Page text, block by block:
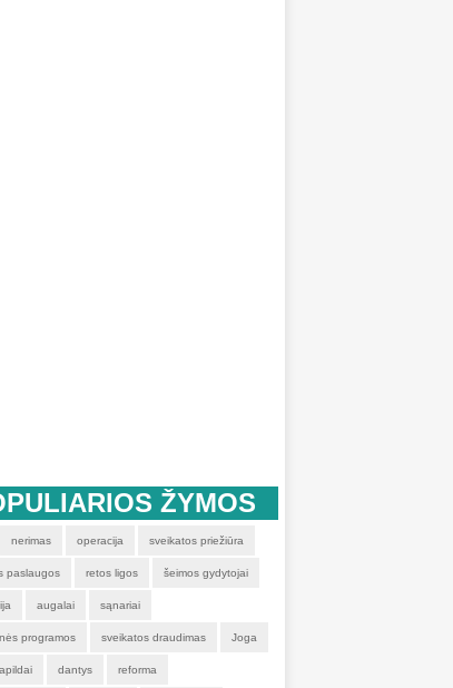
ŽYMOS
nerimas operacija sveikatos priežiūra
paslaugos retos ligos šeimos gydytojai
augalai sąnariai
programos sveikatos draudimas Joga
dantys reforma